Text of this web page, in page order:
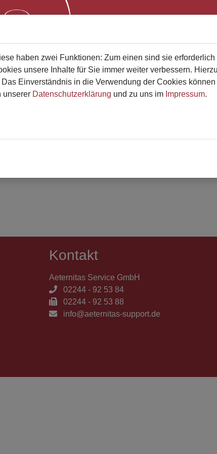
Adressen der Betriebe
Kontakt
Aeternitas Service GmbH
02244 - 92 53 84
02244 - 92 53 88
info@aeternitas-support.de
haben zwei Funktionen: Zum einen sind sie
unsere Inhalte für Sie immer weiter verbessern.
Einverständnis in die Verwendung der Cookies
unserer Datenschutzerklärung und zu uns im Impressum.